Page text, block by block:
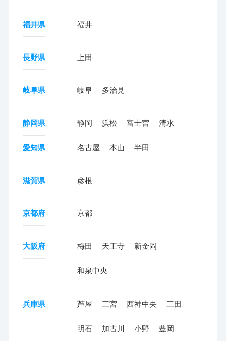
福井県 福井
長野県 上田
岐阜県 岐阜 多治見
静岡県 静岡 浜松 富士宮 清水
愛知県 名古屋 本山 半田
滋賀県 彦根
京都府 京都
大阪府 梅田 天王寺 新金岡
和泉中央
兵庫県 芦屋 三宮 西神中央 三田
明石 加古川 小野 豊岡